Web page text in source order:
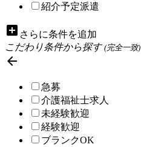
紹介予定派遣
add_box さらに条件を追加
こだわり条件から探す(完全一致)

急募
介護福祉士求人
未経験歓迎
経験歓迎
ブランクOK